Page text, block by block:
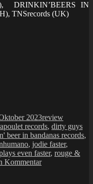
DRINKIN’BEERS IN
TNSrecords (UK)
2023review
records, dirty guys
beer in bandanas records,
, jodie faster,
even faster, rouge &
Kommentarzu